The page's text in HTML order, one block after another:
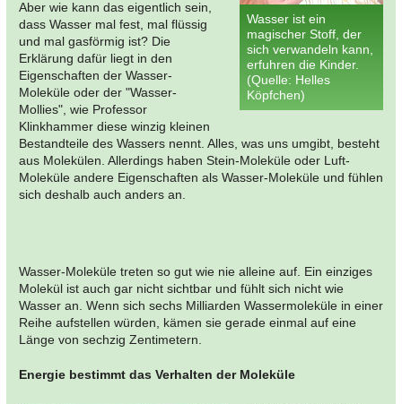
Wasser ist ein
magischer Stoff, der
sich verwandeln kann,
erfuhren die Kinder.
(Quelle: Helles
Köpfchen)
Aber wie kann das eigentlich sein,
dass Wasser mal fest, mal flüssig
und mal gasförmig ist? Die
Erklärung dafür liegt in den
Eigenschaften der Wasser-
Moleküle oder der "Wasser-
Mollies", wie Professor
Klinkhammer diese winzig kleinen
Bestandteile des Wassers nennt. Alles, was uns umgibt, besteht
aus Molekülen. Allerdings haben Stein-Moleküle oder Luft-
Moleküle andere Eigenschaften als Wasser-Moleküle und fühlen
sich deshalb auch anders an.
Wasser-Moleküle treten so gut wie nie alleine auf. Ein einziges
Molekül ist auch gar nicht sichtbar und fühlt sich nicht wie
Wasser an. Wenn sich sechs Milliarden Wassermoleküle in einer
Reihe aufstellen würden, kämen sie gerade einmal auf eine
Länge von sechzig Zentimetern.
Energie bestimmt das Verhalten der Moleküle